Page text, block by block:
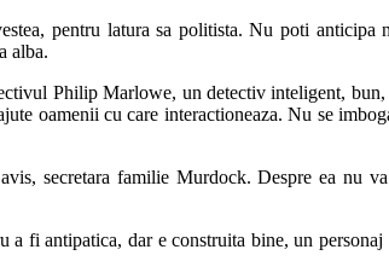
pentru latura sa politista. Nu poti
alba.
Philip Marlowe, un detectiv inteligent,
oamenii cu care interactioneaza. Nu se
secretara familie Murdock. Despre ea nu
fi antipatica, dar e construita bine, un